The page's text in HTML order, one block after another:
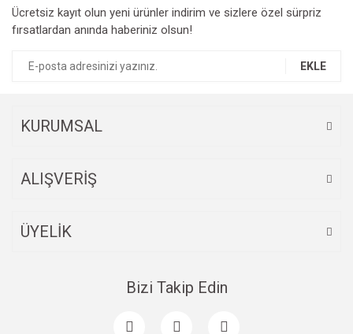
Ürün resmi kalitesiz, bozuk veya görüntülenemiyor.
Ürün açıklamasında eksik bilgiler bulunuyor.
Ücretsiz kayıt olun yeni ürünler indirim ve sizlere özel sürpriz
fırsatlardan anında haberiniz olsun!
EKLE
KURUMSAL
ALIŞVERİŞ
ÜYELİK
Bizi Takip Edin